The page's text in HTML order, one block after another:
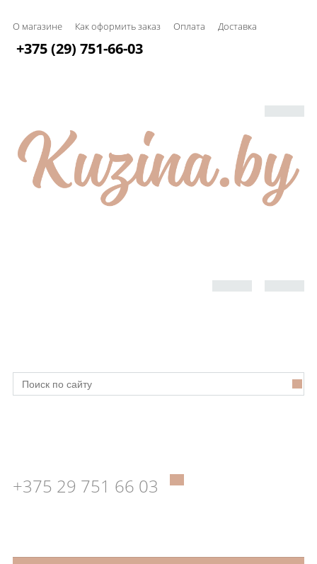
О магазине Как оформить заказ Оплата Доставка
+375 (29) 751-66-03
+375 29 751 66 03